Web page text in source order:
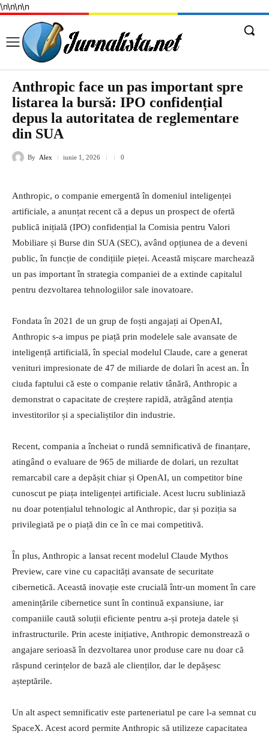
\n\n\n\n
Anthropic face un pas important spre
listarea la bursă: IPO confidențial
depus la autoritatea de reglementare
din SUA
By Alex iunie 1, 2026 0
Anthropic, o companie emergentă în domeniul inteligenței
artificiale, a anunțat recent că a depus un prospect de ofertă
publică inițială (IPO) confidențial la Comisia pentru Valori
Mobiliare și Burse din SUA (SEC), având opțiunea de a deveni
public, în funcție de condițiile pieței. Această mișcare marchează
un pas important în strategia companiei de a extinde capitalul
pentru dezvoltarea tehnologiilor sale inovatoare.
Fondata în 2021 de un grup de foști angajați ai OpenAI,
Anthropic s-a impus pe piață prin modelele sale avansate de
inteligență artificială, în special modelul Claude, care a generat
venituri impresionate de 47 de miliarde de dolari în acest an. În
ciuda faptului că este o companie relativ tânără, Anthropic a
demonstrat o capacitate de creștere rapidă, atrăgând atenția
investitorilor și a specialiștilor din industrie.
Recent, compania a încheiat o rundă semnificativă de finanțare,
atingând o evaluare de 965 de miliarde de dolari, un rezultat
remarcabil care a depășit chiar și OpenAI, un competitor bine
cunoscut pe piața inteligenței artificiale. Acest lucru subliniază
nu doar potențialul tehnologic al Anthropic, dar și poziția sa
privilegiată pe o piață din ce în ce mai competitivă.
În plus, Anthropic a lansat recent modelul Claude Mythos
Preview, care vine cu capacități avansate de securitate
cibernetică. Această inovație este crucială într-un moment în care
amenințările cibernetice sunt în continuă expansiune, iar
companiile caută soluții eficiente pentru a-și proteja datele și
infrastructurile. Prin aceste inițiative, Anthropic demonstrează o
angajare serioasă în dezvoltarea unor produse care nu doar că
răspund cerințelor de bază ale clienților, dar le depășesc
așteptările.
Un alt aspect semnificativ este parteneriatul pe care l-a semnat cu
SpaceX. Acest acord permite Anthropic să utilizeze capacitatea